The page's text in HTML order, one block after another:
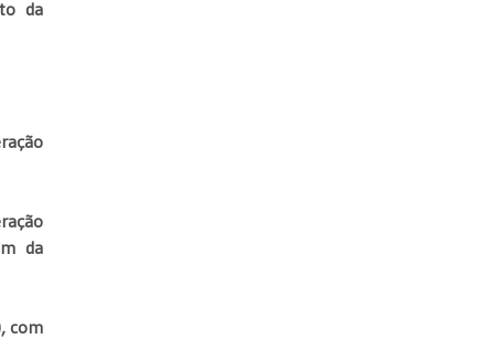
da
da
com